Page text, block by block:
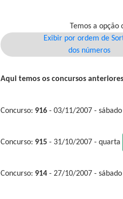
Temos a
Exibir por ordem de
dos números
Aqui temos os concursos
Concurso: 916 - 03/11/2007 - sábado
Concurso: 915 - 31/10/2007 - quarta
Concurso: 914 - 27/10/2007 - sábado